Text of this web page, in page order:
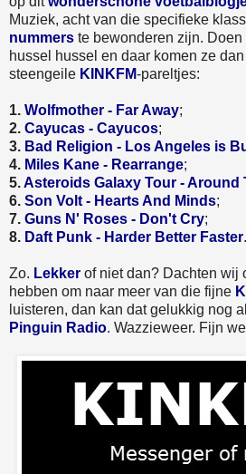
Muziek, acht van die specifieke
nummers te bewonderen zijn. Doen
hussel hussel en daar komen ze
steengeile KINKFM-pareltjes:
1. Wolfmother - Far Away;
2. Cayucas - Cayucos;
3. Bad Religion - Los Angeles is
4. Miles Kane - Rearrange;
5.Asteroids Galaxy Tour - Around
6. Son Volt - Hearts And Minds;
7. Guns N' Roses - Don't Cry;
8. Daft Punk - Harder Better Faster.
Zo. Lekker of niet dan? Dachten wij
hebben om naar meer van die fijne
luisteren, dan kan dat gelukkig nog
Pinguin Radio. Wazzieweer. Fijn